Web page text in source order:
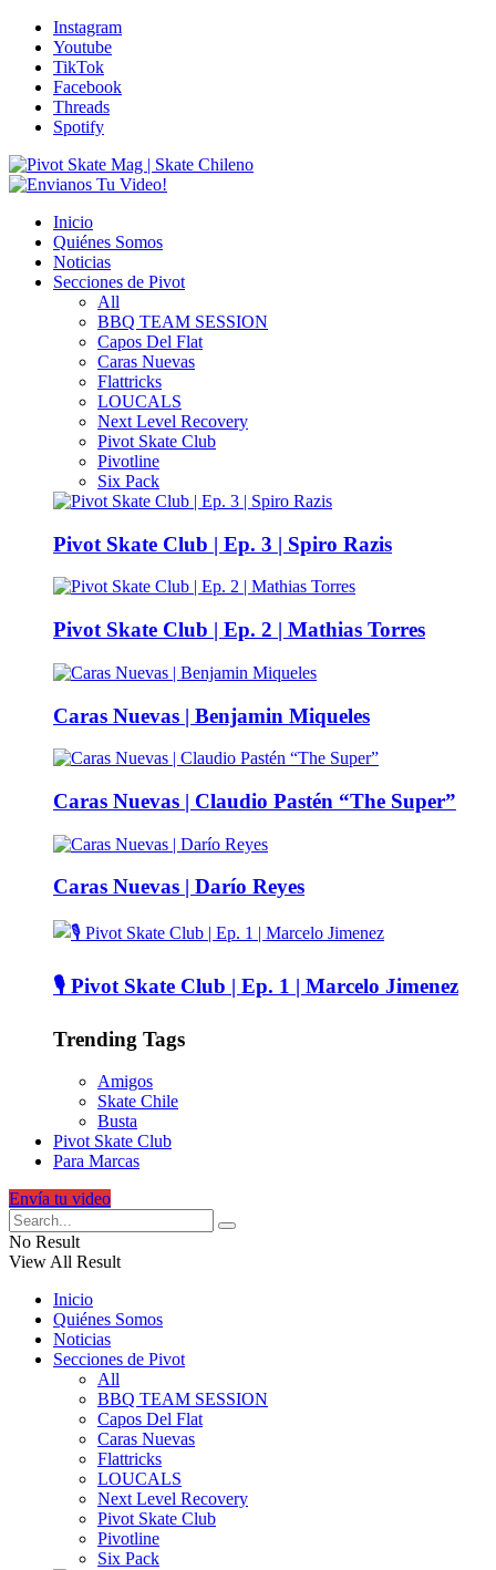
Instagram
Youtube
TikTok
Facebook
Threads
Spotify
Inicio
Quiénes Somos
Noticias
Secciones de Pivot
All
BBQ TEAM SESSION
Capos Del Flat
Caras Nuevas
Flattricks
LOUCALS
Next Level Recovery
Pivot Skate Club
Pivotline
Six Pack
Pivot Skate Club | Ep. 3 | Spiro Razis
Pivot Skate Club | Ep. 2 | Mathias Torres
Caras Nuevas | Benjamin Miqueles
Caras Nuevas | Claudio Pastén “The Super”
Caras Nuevas | Darío Reyes
🎙️ Pivot Skate Club | Ep. 1 | Marcelo Jimenez
Trending Tags
Amigos
Skate Chile
Busta
Pivot Skate Club
Para Marcas
Envía tu video
No Result
View All Result
Inicio
Quiénes Somos
Noticias
Secciones de Pivot
All
BBQ TEAM SESSION
Capos Del Flat
Caras Nuevas
Flattricks
LOUCALS
Next Level Recovery
Pivot Skate Club
Pivotline
Six Pack